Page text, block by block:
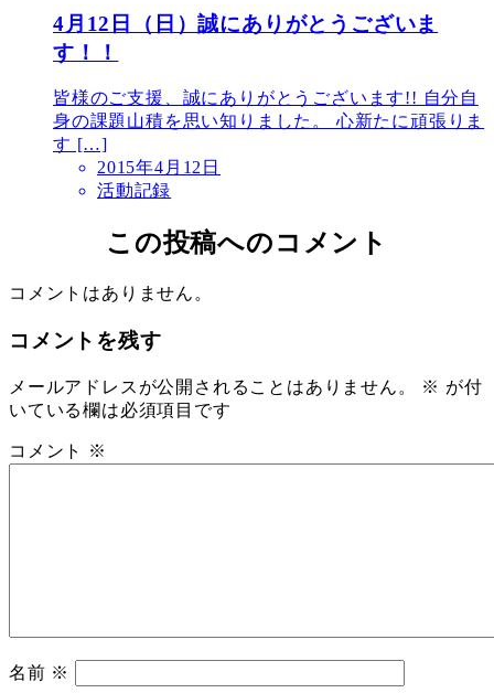
4月12日（日）誠にありがとうございま
す！！
皆様のご支援、誠にありがとうございます!! 自分自
身の課題山積を思い知りました。 心新たに頑張りま
す […]
2015年4月12日
活動記録
この投稿へのコメント
コメントはありません。
コメントを残す
メールアドレスが公開されることはありません。 ※ が付
いている欄は必須項目です
コメント ※
名前 ※